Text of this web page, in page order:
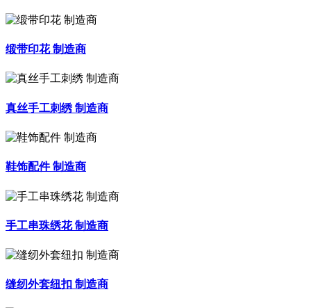
缎带印花 制造商
真丝手工刺绣 制造商
鞋饰配件 制造商
手工串珠绣花 制造商
缝纫外套纽扣 制造商